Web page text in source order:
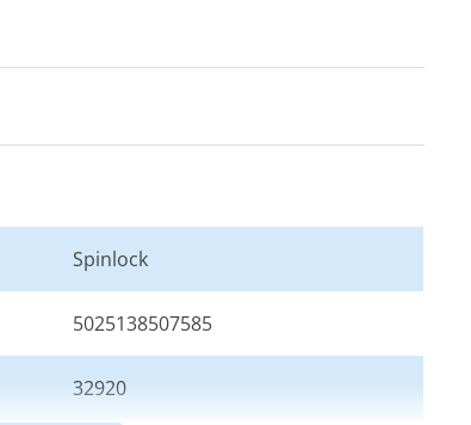
Spinlock
5025138507585
32920